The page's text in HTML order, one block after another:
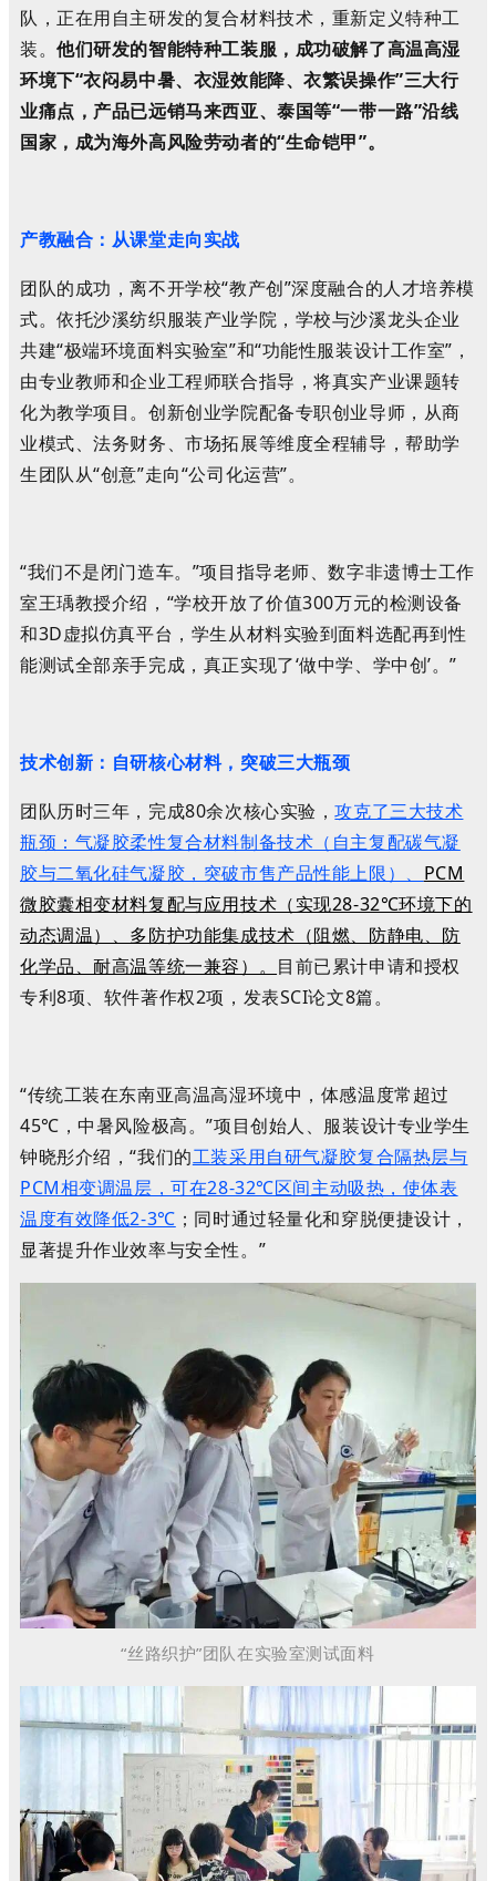
队，正在用自主研发的复合材料技术，重新定义特种工
装。他们研发的智能特种工装服，成功破解了高温高湿
环境下“衣闷易中暑、衣湿效能降、衣繁误操作”三大行
业痛点，产品已远销马来西亚、泰国等“一带一路”沿线
国家，成为海外高风险劳动者的“生命铠甲”。
产教融合：从课堂走向实战
团队的成功，离不开学校“教产创”深度融合的人才培养模
式。依托沙溪纺织服装产业学院，学校与沙溪龙头企业
共建“极端环境面料实验室”和“功能性服装设计工作室”，
由专业教师和企业工程师联合指导，将真实产业课题转
化为教学项目。创新创业学院配备专职创业导师，从商
业模式、法务财务、市场拓展等维度全程辅导，帮助学
生团队从“创意”走向“公司化运营”。
“我们不是闭门造车。”项目指导老师、数字非遗博士工作
室王瑀教授介绍，“学校开放了价值300万元的检测设备
和3D虚拟仿真平台，学生从材料实验到面料选配再到性
能测试全部亲手完成，真正实现了‘做中学、学中创’。”
技术创新：自研核心材料，突破三大瓶颈
团队历时三年，完成80余次核心实验，攻克了三大技术
瓶颈：气凝胶柔性复合材料制备技术（自主复配碳气凝
胶与二氧化硅气凝胶，突破市售产品性能上限）、 PCM
微胶囊相变材料复配与应用技术（实现28-32℃环境下的
动态调温）、多防护功能集成技术（阻燃、防静电、防
化学品、耐高温等统一兼容）。 目前已累计申请和授权
专利8项、软件著作权2项，发表SCI论文8篇。
“传统工装在东南亚高温高湿环境中，体感温度常超过
45℃，中暑风险极高。”项目创始人、服装设计专业学生
钟晓彤介绍，“我们的工装采用自研气凝胶复合隔热层与
PCM相变调温层，可在28-32℃区间主动吸热，使体表
温度有效降低2-3℃ ；同时通过轻量化和穿脱便捷设计，
显著提升作业效率与安全性。”
“丝路织护”团队在实验室测试面料